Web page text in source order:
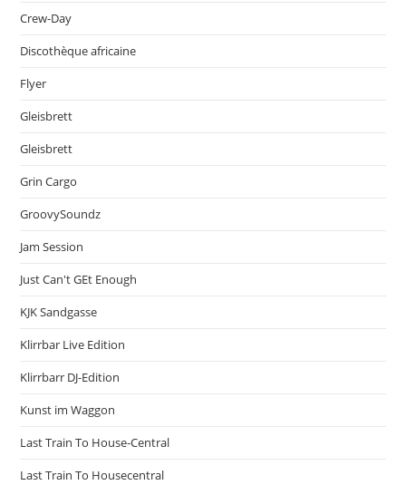
Crew-Day
Discothèque africaine
Flyer
Gleisbrett
Gleisbrett
Grin Cargo
GroovySoundz
Jam Session
Just Can't GEt Enough
KJK Sandgasse
Klirrbar Live Edition
Klirrbarr DJ-Edition
Kunst im Waggon
Last Train To House-Central
Last Train To Housecentral